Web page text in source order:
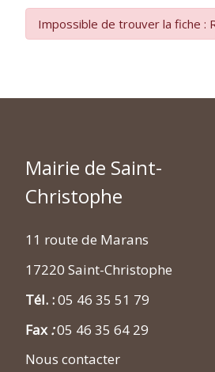
Impossible de trouver la fiche :
Mairie de Saint-
Christophe
11 route de Marans
17220 Saint-Christophe
Tél. :05 46 35 51 79
Fax :05 46 35 64 29
Nous contacter